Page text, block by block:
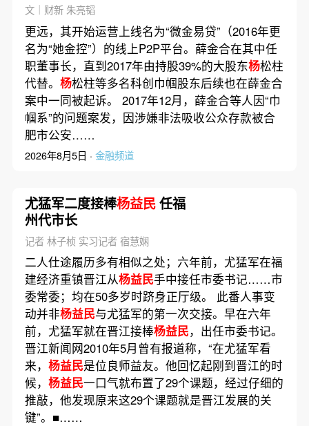
文｜财新 朱亮韬
更远，其开始运营上线名为“微金易贷”（2016年更
名为“她金控”）的线上P2P平台。薛金合在其中任
职董事长，直到2017年由持股39%的大股东杨松柱
代替。 杨松柱等多名科创巾帼股东后续也在薛金合
案中一同被起诉。 2017年12月，薛金合等人因“巾
帼系”的问题案发，因涉嫌非法吸收公众存款被合
肥市公安……
2026年8月5日 · 金融频道
尤猛军二度接棒杨益民任福
州代市长
记者 林子桢 实习记者 宿慧娴
二人仕途履历多有相似之处；六年前，尤猛军在福
建经济重镇晋江从杨益民手中接任市委书记……市
委常委；均在50多岁时跻身正厅级。 此番人事变
动并非杨益民与尤猛军的第一次交接。早在六年
前，尤猛军就在晋江接棒杨益民，出任市委书记。
晋江新闻网2010年5月曾有报道称，“在尤猛军看
来， 杨益民是位良师益友。他回忆起刚到晋江的时
候， 杨益民一口气就布置了29个课题，经过仔细的
推敲，他发现原来这29个课题就是晋江发展的关
键”。■……